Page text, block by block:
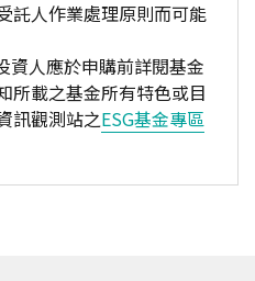
託人作業處理原則而可能
資人應於申購前詳閱基金
所載之基金所有特色或目
訊觀測站之ESG基金專區